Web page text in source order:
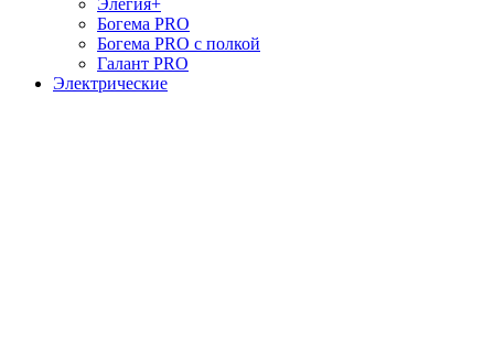
Элегия+
Богема PRO
Богема PRO с полкой
Галант PRO
Электрические